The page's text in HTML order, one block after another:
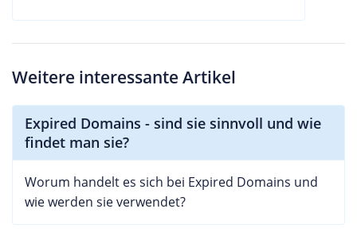
Weitere interessante Artikel
Expired Domains - sind sie sinnvoll und wie
findet man sie?
Worum handelt es sich bei Expired Domains und
wie werden sie verwendet?